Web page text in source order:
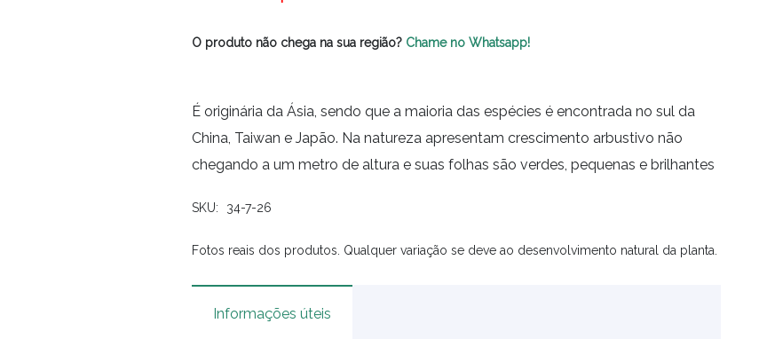
O produto não chega na sua região? Chame no Whatsapp!
É originária da Ásia, sendo que a maioria das espécies é encontrada no sul da
China, Taiwan e Japão. Na natureza apresentam crescimento arbustivo não
chegando a um metro de altura e suas folhas são verdes, pequenas e brilhantes
SKU: 34-7-26
Fotos reais dos produtos. Qualquer variação se deve ao desenvolvimento natural da planta.
Informações úteis